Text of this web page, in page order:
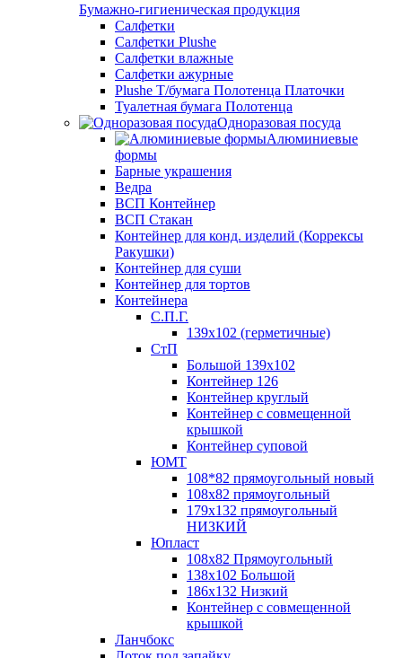
Бумажно-гигиеническая продукция
Салфетки
Салфетки Plushe
Салфетки влажные
Салфетки ажурные
Plushe Т/бумага Полотенца Платочки
Туалетная бумага Полотенца
Одноразовая посуда
Алюминиевые
формы
Барные украшения
Ведра
ВСП Контейнер
ВСП Стакан
Контейнер для конд. изделий (Коррексы
Ракушки)
Контейнер для суши
Контейнер для тортов
Контейнера
С.П.Г.
139х102 (герметичные)
СтП
Большой 139х102
Контейнер 126
Контейнер круглый
Контейнер с совмещенной
крышкой
Контейнер суповой
ЮМТ
108*82 прямоугольный новый
108х82 прямоугольный
179х132 прямоугольный
НИЗКИЙ
Юпласт
108х82 Прямоугольный
138х102 Большой
186х132 Низкий
Контейнер с совмещенной
крышкой
Ланчбокс